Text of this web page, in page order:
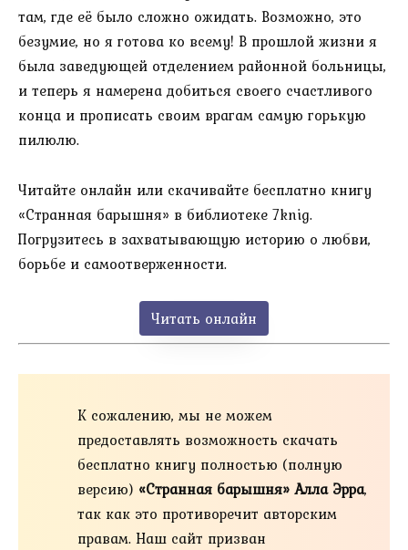
там, где её было сложно ожидать. Возможно, это
безумие, но я готова ко всему! В прошлой жизни я
была заведующей отделением районной больницы,
и теперь я намерена добиться своего счастливого
конца и прописать своим врагам самую горькую
пилюлю.
Читайте онлайн или скачивайте бесплатно книгу
«Странная барышня» в библиотеке 7knig.
Погрузитесь в захватывающую историю о любви,
борьбе и самоотверженности.
Читать онлайн
К сожалению, мы не можем
предоставлять возможность скачать
бесплатно книгу полностью (полную
версию) «Странная барышня» Алла Эрра,
так как это противоречит авторским
правам. Наш сайт призван